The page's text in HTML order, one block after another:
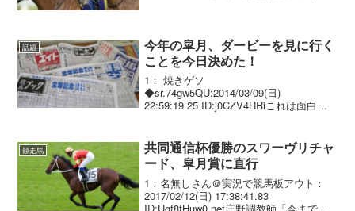
話題
今年の皐月、ダービーを見に行く
ことを今日決めた！
1： 焼きゲソ
◆sr.74gw5QU:2014/03/09(日)
22:59:19.25 ID:j0CZV4HRiこれは面白く
競走馬
共同通信杯優勝のスワーヴリチャ
ード、皐月賞に直行
1：名無しさん＠実況で競馬板アウト：
2017/02/12(日) 17:38:41.83